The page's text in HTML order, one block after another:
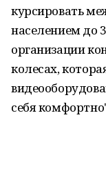
курсировать
населением до
организации
колесах,
себя